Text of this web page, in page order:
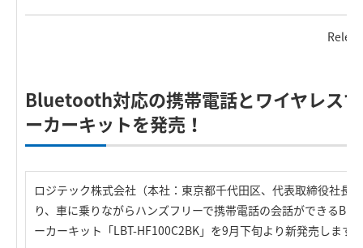
Bluetooth対応の携帯電話とワイヤレス
ーカーキットを発売！
ロジテック株式会社（本社：東京都千代田区、代表取締役社長
り、車に乗りながらハンズフリーで携帯電話の会話ができる
ーカーキット「LBT-HF100C2BK」を9月下旬より新発売します。